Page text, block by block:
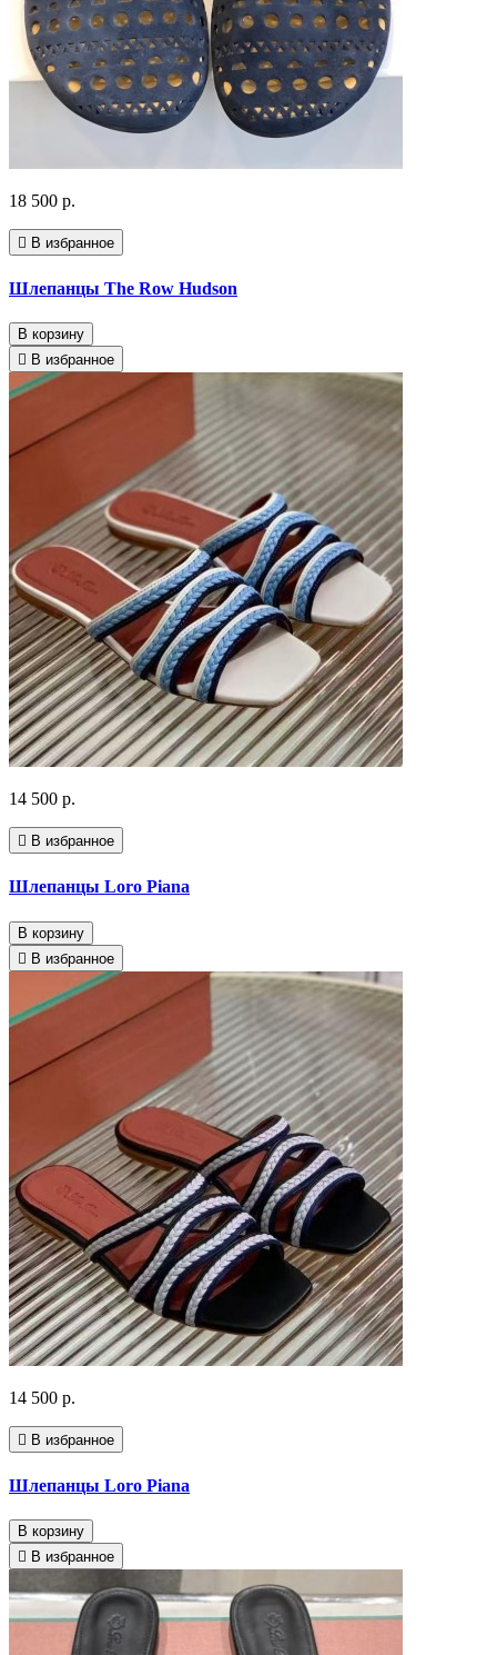
18 500 р.
В избранное
Шлепанцы The Row Hudson
В корзину
В избранное
14 500 р.
В избранное
Шлепанцы Loro Piana
В корзину
В избранное
14 500 р.
В избранное
Шлепанцы Loro Piana
В корзину
В избранное